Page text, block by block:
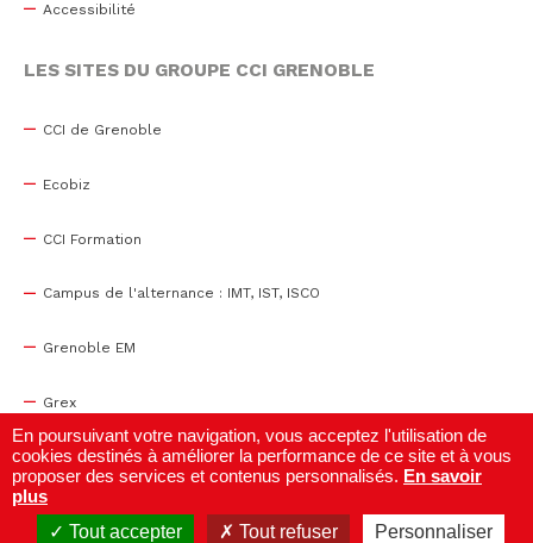
Accessibilité
LES SITES DU GROUPE CCI GRENOBLE
CCI de Grenoble
Ecobiz
CCI Formation
Campus de l'alternance : IMT, IST, ISCO
Grenoble EM
Grex
WTC Grenoble
Centre de congrès
En poursuivant votre navigation, vous acceptez l'utilisation de
cookies destinés à améliorer la performance de ce site et à vous
proposer des services et contenus personnalisés. En savoir
plus
Tout accepter
Tout refuser Personnaliser